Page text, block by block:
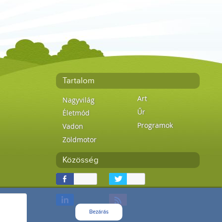
Bezárás
Tartalom
Nagyvilág
Életmód
Vadon
Zöldmotor
Art
Űr
Programok
Közösség